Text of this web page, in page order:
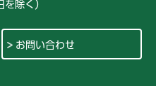
除く）
お問い合わせ